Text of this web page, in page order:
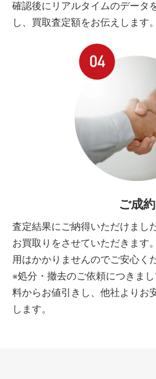
確認後にリアルタイムのデータ
し、買取査定額をお伝えします。
ご成約
査定結果にご納得いただけまし
お買取りをさせていただきます
用はかかりませんのでご安心く
※処分・撤去のご依頼につきま
料からお値引きし、他社よりお
します。